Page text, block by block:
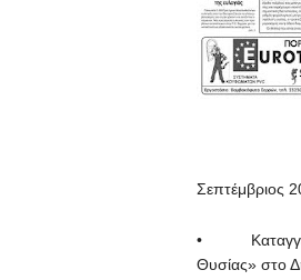
Σεπτέμβριος
•
Θυσίας» στο